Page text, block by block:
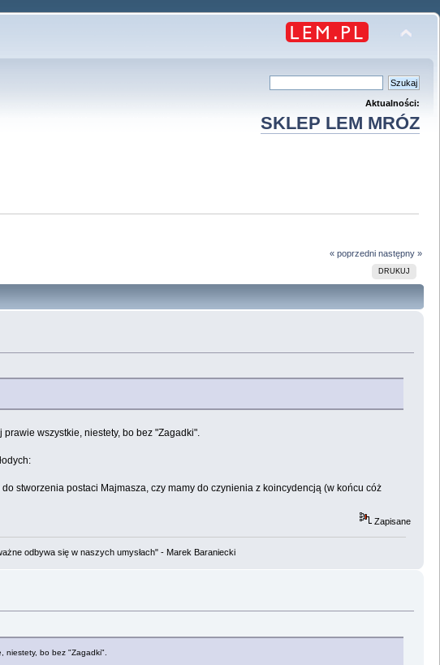
Aktualności:
SKLEP LEM MRÓZ
« poprzedni następny »
DRUKUJ
wszystkie, niestety, bo bez "Zagadki".
stworzenia postaci Majmasza, czy mamy do czynienia z koincydencją (w końcu cóż
Zapisane
odbywa się w naszych umysłach" - Marek Baraniecki
niestety, bo bez "Zagadki".